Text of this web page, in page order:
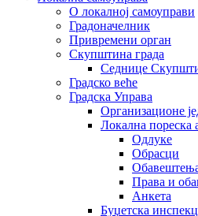
О локалној самоуправи
Градоначелник
Привремени орган
Скупштина града
Седнице
Градско веће
Градска Управа
Организационе
Локална пореска
Одлуке
Обрасци
Права и
Анкета
Буџетска